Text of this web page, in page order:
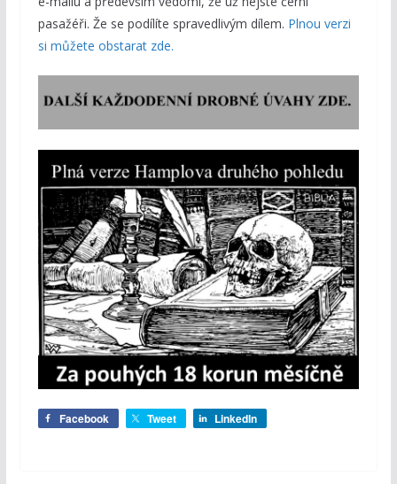
pasažéři. Že se podílíte spravedlivým dílem. Plnou verzi
si můžete obstarat zde.
Facebook Tweet LinkedIn